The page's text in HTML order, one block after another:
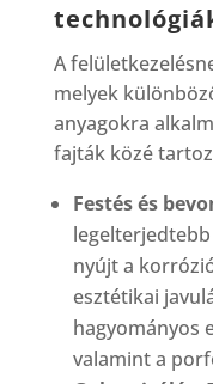
A
melyek
anyagokra
fajták közé
Festés és
nyújt a
esztétikai
hagyományos
valamint a